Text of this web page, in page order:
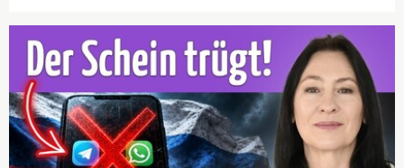
🖥 YouTube Kanäle:
https://www.youtube.com/channel/UCflu...
https://www.youtube.com/channel/UCK_c...